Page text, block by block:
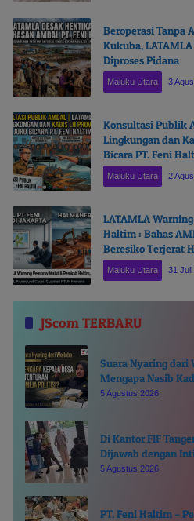
Beroperasi Tanpa
Kukuba,
Diproses Pidana
Maluku Utara 3
Konsultasi Publik
Lingkungan dan
Bicara PT. Feni
Maluku Utara 2
LATAMLA
Haltim : Bahas
Beresiko Terjerat
Maluku Utara 31
JScom TERBARU
Suara Nyaring dari
Mengapa Nasib
Politisi?
5 Agustus 2026
Di Kantor FIF
Dijawab dengan
5 Agustus 2026
PT. Feni Haltim –